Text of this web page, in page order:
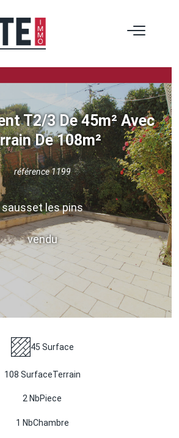
T2/3 De 45m² Avec
De 108m²
référence 1199
sausset les pins
vendu
45 Surface
108 SurfaceTerrain
2 NbPiece
1 NbChambre